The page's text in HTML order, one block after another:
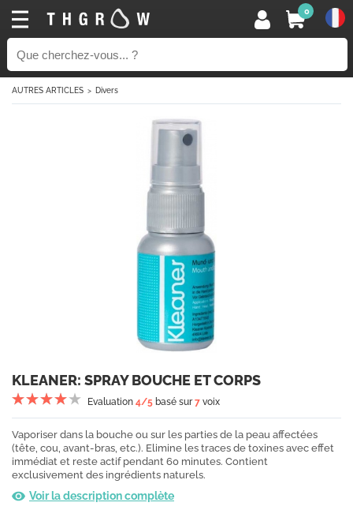
0
AUTRES ARTICLES Divers
KLEANER: SPRAY BOUCHE ET CORPS
Evaluation 4/5 basé sur7 voix
Vaporiser dans la bouche ou sur les parties de la peau affectées
(tête, cou, avant-bras, etc.). Elimine les traces de toxines avec effet
immédiat et reste actif pendant 60 minutes. Contient
exclusivement des ingrédients naturels.
Voir la description complète